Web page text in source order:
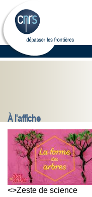
À l'affiche
<>Zeste de science